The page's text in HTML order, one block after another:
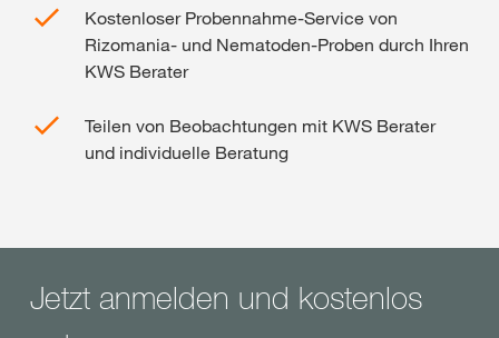
Kostenloser Probennahme-Service von
Rizomania- und Nematoden-Proben durch Ihren
KWS Berater
Teilen von Beobachtungen mit KWS Berater
und individuelle Beratung
Jetzt anmelden und kostenlos